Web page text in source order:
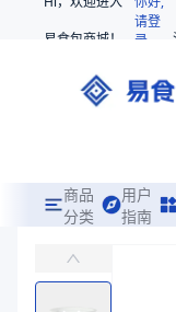
易食包商城！
请登
录
商品
分类
用户
指南
易食包（EPAK）专注于